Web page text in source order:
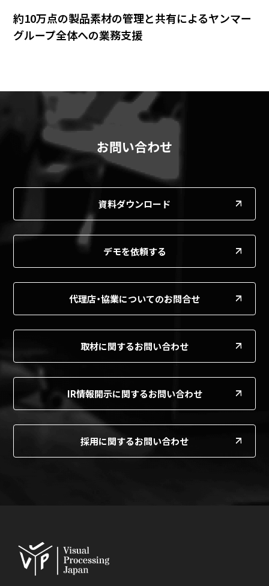
約10万点の製品素材の管理と共有によるヤンマー
グループ全体への業務支援
お問い合わせ
資料ダウンロード
デモを依頼する
代理店・協業についてのお問合せ
取材に関するお問い合わせ
IR情報開示に関するお問い合わせ
採用に関するお問い合わせ